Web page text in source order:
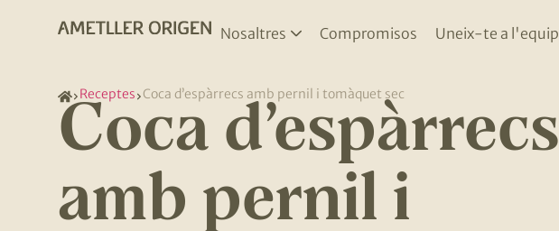
Nosaltres Compromisos Uneix-te a l'equip
Receptes Coca d’espàrrecs amb pernil i tomàquet sec
Coca d’espàrrecs
amb pernil i